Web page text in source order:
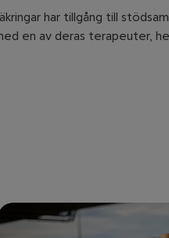
har tillgång till
en av deras terapeuter,